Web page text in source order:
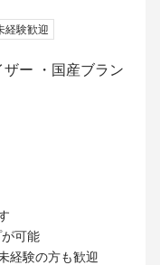
経験歓迎
ー ・国産ブラン
可能
経験の方も歓迎